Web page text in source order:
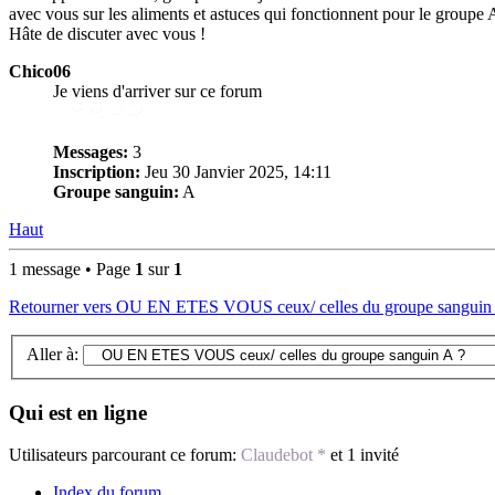
avec vous sur les aliments et astuces qui fonctionnent pour le groupe
Hâte de discuter avec vous !
Chico06
Je viens d'arriver sur ce forum
Messages: 3
Inscription: Jeu 30 Janvier 2025, 14:11
Groupe sanguin: A
Haut
1 message • Page 1 sur 1
Retourner vers OU EN ETES VOUS ceux/ celles du groupe sanguin
Aller à:
Qui est en ligne
Utilisateurs parcourant ce forum: Claudebot * et 1 invité